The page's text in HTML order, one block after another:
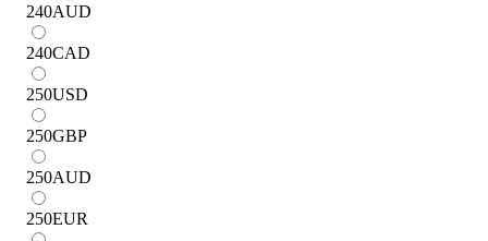
240AUD
240CAD
250USD
250GBP
250AUD
250EUR